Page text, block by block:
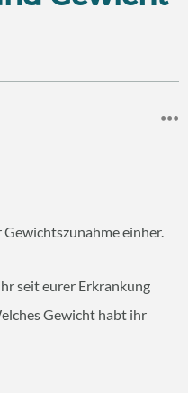
einher.
seit eurer Erkrankung
Gewicht habt ihr